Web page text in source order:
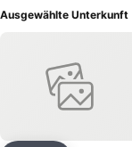
Ausgewählte Unterkunft